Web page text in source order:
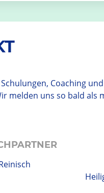
Schulungen, Coaching
melden uns so bald als